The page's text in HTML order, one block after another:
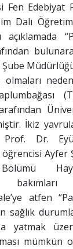
Fen Edebiyat
Dalı
açıklamada
İkiz
Dr.
Ayfer
bakımları
atfen
sağlık
yatmak
mümkün